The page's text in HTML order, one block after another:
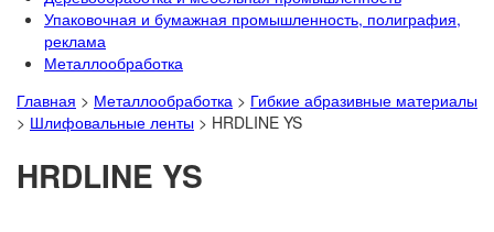
Упаковочная и бумажная промышленность, полиграфия,
реклама
Металлообработка
Главная > Металлообработка > Гибкие абразивные материалы
> Шлифовальные ленты > HRDLINE YS
HRDLINE YS